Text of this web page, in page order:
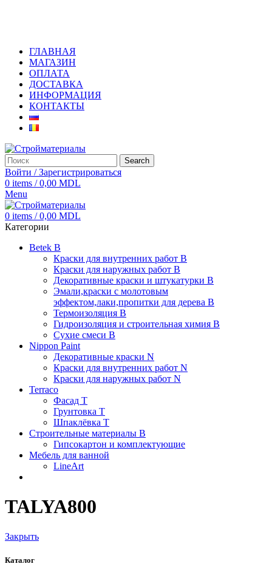
ГЛАВНАЯ
МАГАЗИН
ОПЛАТА
ДОСТАВКА
ИНФОРМАЦИЯ
КОНТАКТЫ
Search
Войти / Зарегистрироваться
0 items / 0,00 MDL
Menu
0 items / 0,00 MDL
Категории
Betek B
Краски для внутренних работ B
Краски для наружных работ B
Декоративные краски и штукатурки В
Эмали,краски с молотовым
эффектом,лаки,пропитки для дерева В
Термоизоляция В
Гидроизоляция и строительная химия В
Сухие смеси B
Nippon Paint
Декоративные краски N
Краски для внутренних работ N
Краски для наружных работ N
Terraco
Фасад Т
Грунтовка T
Шпаклёвка T
Строительные материалы В
Гипсокартон и комплектующие
Мебель для ванной
LineArt
TALYA800
Закрыть
Каталог